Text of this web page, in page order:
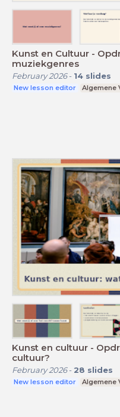
Kunst en Cultuur -
muziekgenres
February 2026- 14 slides
New lesson editor Algemene
Kunst en cultuur -
cultuur?
February 2026- 28 slides
New lesson editor Algemene